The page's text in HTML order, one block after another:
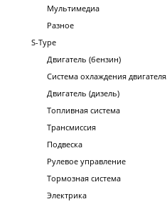
Мультимедиа
Разное
S-Type
Двигатель (бензин)
Система охлаждения двигателя.
Двигатель (дизель)
Топливная система
Трансмиссия
Подвеска
Рулевое управление
Тормозная система
Электрика